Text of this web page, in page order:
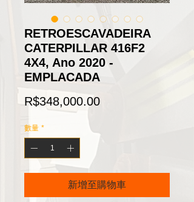
RETROESCAVADEIRA
CATERPILLAR 416F2
4X4, Ano 2020 -
EMPLACADA
R$348,000.00價
數量 *
新增至購物車